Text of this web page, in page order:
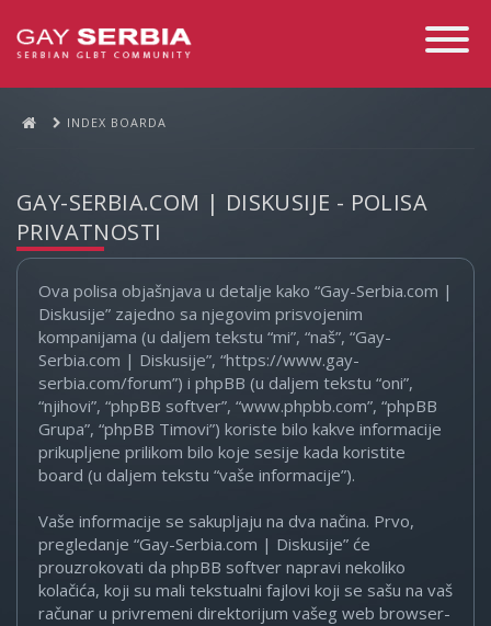
Toggle
INDEX BOARDA
GAY-SERBIA.COM | DISKUSIJE - POLISA
PRIVATNOSTI
Ova polisa objašnjava u detalje kako “Gay-Serbia.com |
Diskusije” zajedno sa njegovim prisvojenim
kompanijama (u daljem tekstu “mi”, “naš”, “Gay-
Serbia.com | Diskusije”, “https://www.gay-
serbia.com/forum”) i phpBB (u daljem tekstu “oni”,
“njihovi”, “phpBB softver”, “www.phpbb.com”, “phpBB
Grupa”, “phpBB Timovi”) koriste bilo kakve informacije
prikupljene prilikom bilo koje sesije kada koristite
board (u daljem tekstu “vaše informacije”).
Vaše informacije se sakupljaju na dva načina. Prvo,
pregledanje “Gay-Serbia.com | Diskusije” će
prouzrokovati da phpBB softver napravi nekoliko
kolačića, koji su mali tekstualni fajlovi koji se sašu na vaš
računar u privremeni direktorijum vašeg web browser-